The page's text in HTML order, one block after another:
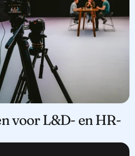
voor L&D- en HR-